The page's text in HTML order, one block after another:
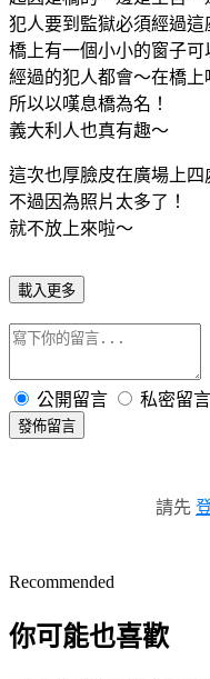
犯人要到監獄必須經過這
橋上有一個小小的窗子可
經過的犯人都會～在橋上
所以以嘆息橋為名！
義大利人也真有趣～
這次也厚臉皮在廣場上
不過因為照片太多了！
就不放上來啦～
載入更多
公開留言 私密留言
發佈留言
請先
Recommended
你可能也喜歡